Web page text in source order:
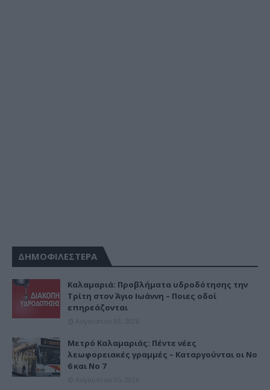
ΔΗΜΟΦΙΛΕΣΤΕΡΑ
Καλαμαριά: Προβλήματα υδροδότησης την
Τρίτη στον Άγιο Ιωάννη – Ποιες οδοί
επηρεάζονται
Μετρό Καλαμαριάς: Πέντε νέες
λεωφορειακές γραμμές – Καταργούνται οι Νο
6 και Νο 7